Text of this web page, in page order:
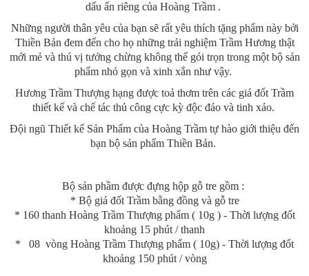
dấu ấn riêng của Hoàng Trầm .
Những người thân yêu của bạn sẽ rất yêu thích tặng phẩm này bởi
Thiền Bản đem đến cho họ những trải nghiệm Trầm Hương thật
mới mẻ và thú vị tưởng chừng không thể gói trọn trong một bộ sản
phẩm nhỏ gọn và xinh xắn như vậy.
Hương Trầm Thượng hạng được toả thơm trên các giá đốt Trầm
thiết kế và chế tác thủ công cực kỳ độc đáo và tinh xảo.
Đội ngũ Thiết kế Sản Phẩm của Hoàng Trầm tự hào giới thiệu đến
bạn bộ sản phẩm Thiền Bản.
Bộ sản phầm được đựng hộp gỗ tre gồm :
* Bộ giá đốt Trầm bằng đồng và gỗ tre
* 160 thanh Hoàng Trầm Thượng phẩm( 10g ) - Thời lượng đốt
khoảng 15 phút / thanh
* 08 vòng Hoàng Trầm Thượng phẩm ( 10g) - Thời lượng đốt
khoảng 150 phút / vòng